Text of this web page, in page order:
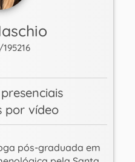
por vídeo
pós-graduada em